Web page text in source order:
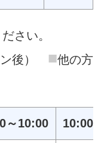
さい。
ン後） ■他の方
～10:00 10:00